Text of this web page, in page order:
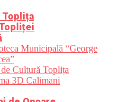
Toplița
Municipală “George
de Cultură Toplița
3D Calimani